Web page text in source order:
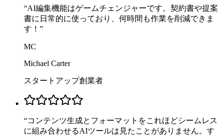
“AI編集機能はゲームチェンジャーです。契約書や提案
書に日常的に使っており、何時間も作業を削減できま
す！ ”
MC
Michael Carter
スタートアップ創業者
“コンテンツ生成とフォーマットをこれほどシームレス
に組み合わせるAIツールは見たことがありません。す